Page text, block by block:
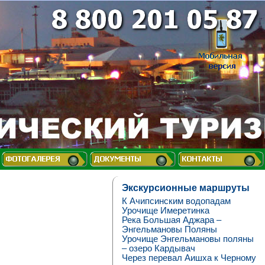
Экскурсионные маршруты
К Ачипсинским водопадам
Урочище Имеретинка
Река Большая Аджара –
Энгельмановы Поляны
Урочище Энгельмановы поляны
– озеро Кардывач
Через перевал Аишха к Черному